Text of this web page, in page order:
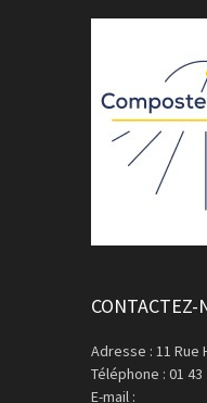
CONTACTEZ-
Adresse : 11 Rue
Téléphone : 01 43
E-mail :